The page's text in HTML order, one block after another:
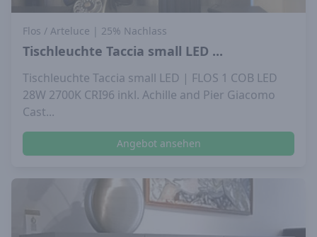
Flos / Arteluce | 25% Nachlass
Tischleuchte Taccia small LED ...
Tischleuchte Taccia small LED | FLOS 1 COB LED
28W 2700K CRI96 inkl. Achille and Pier Giacomo
Cast...
Angebot ansehen